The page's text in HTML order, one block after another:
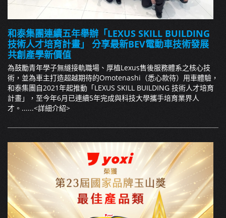
和泰集團連續五年舉辦「LEXUS SKILL BUILDING
技術人才培育計畫」 分享最新BEV電動車技術發展
共創產學新價值
為鼓勵青年學子無縫接軌職場、厚植Lexus售後服務體系之核心技
術，並為車主打造超越期待的Omotenashi（悉心款待）用車體驗，
和泰集團自2021年起推動「LEXUS SKILL BUILDING 技術人才培育
計畫」，至今年6月已連續5年完成與科技大學攜手培育業界人
才。......<詳細介紹>